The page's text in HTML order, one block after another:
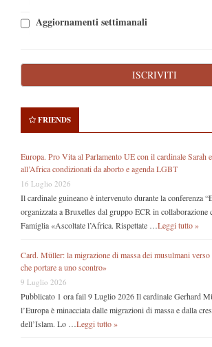
Aggiornamenti settimanali
FRIENDS
Europa. Pro Vita al Parlamento UE con il cardinale Sarah
all’Africa condizionati da aborto e agenda LGBT
16 Luglio 2026
Il cardinale guineano è intervenuto durante la conferenza
organizzata a Bruxelles dal gruppo ECR in
Famiglia «Ascoltate l’Africa. Rispettate …Leggi tutto »
Card. Müller: la migrazione di massa dei musulmani
che portare a uno scontro»
9 Luglio 2026
Pubblicato 1 ora fail 9 Luglio 2026 Il cardinale Gerhard
l’Europa è minacciata dalle migrazioni di massa e dalla
dell’Islam. Lo …Leggi tutto »